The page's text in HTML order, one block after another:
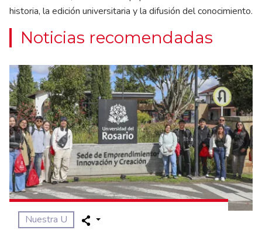
historia, la edición universitaria y la difusión del conocimiento.
Noticias recomendadas
Nuestra U